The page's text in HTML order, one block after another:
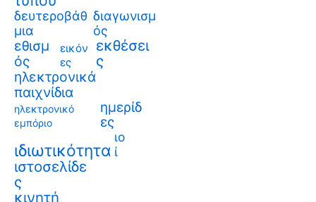
δευτεροβάθ
μια
διαγωνισμ
ός
εθισμ
ός
εικόν
ες
εκθέσει
ς
ηλεκτρονικά
παιχνίδια
ηλεκτρονικό
εμπόριο
ημερίδ
ες
ιδιωτικότητα
ιο
ί
ιστοσελίδε
ς
κινητή